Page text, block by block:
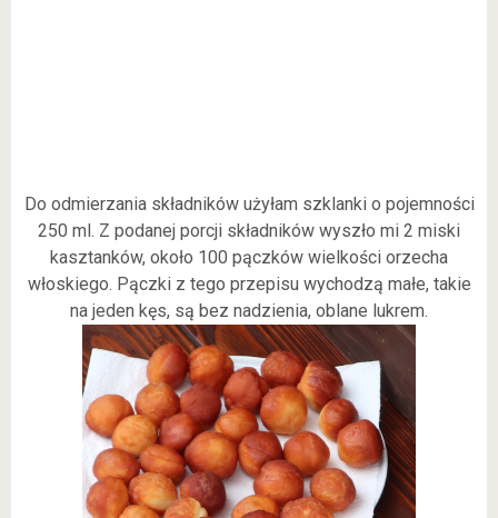
Do odmierzania składników użyłam szklanki o pojemności
250 ml. Z podanej porcji składników wyszło mi 2 miski
kasztanków, około 100 pączków wielkości orzecha
włoskiego. Pączki z tego przepisu wychodzą małe, takie
na jeden kęs, są bez nadzienia, oblane lukrem.